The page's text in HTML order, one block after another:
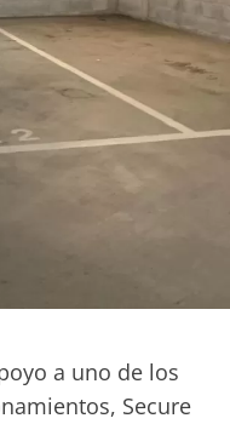
a uno de los
Secure